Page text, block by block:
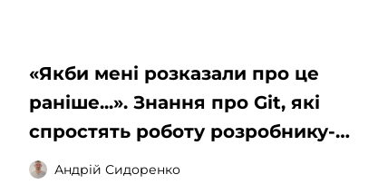
«‎Якби мені розказали про це
раніше...». Знання про Git, які
спростять роботу розробнику-
початківцю
Андрій Сидоренко